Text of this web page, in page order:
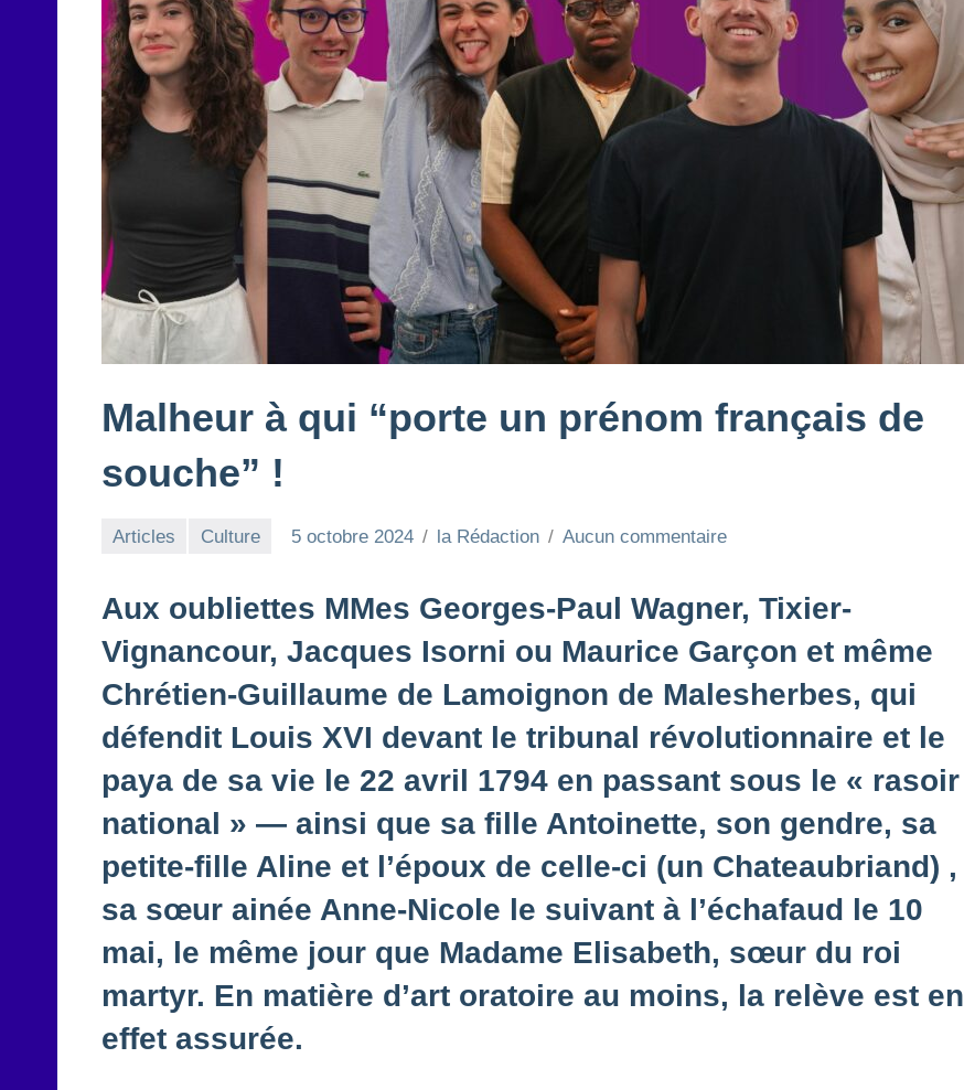
Malheur à qui “porte un prénom français de
souche” !
Articles Culture 5 octobre 2024 la Rédaction Aucun commentaire
Aux oubliettes MMes Georges-Paul Wagner, Tixier-
Vignancour, Jacques Isorni ou Maurice Garçon et même
Chrétien-Guillaume de Lamoignon de Malesherbes, qui
défendit Louis XVI devant le tribunal révolutionnaire et le
paya de sa vie le 22 avril 1794 en passant sous le « rasoir
national » — ainsi que sa fille Antoinette, son gendre, sa
petite-fille Aline et l’époux de celle-ci (un Chateaubriand) ,
sa sœur ainée Anne-Nicole le suivant à l’échafaud le 10
mai, le même jour que Madame Elisabeth, sœur du roi
martyr. En matière d’art oratoire au moins, la relève est en
effet assurée.